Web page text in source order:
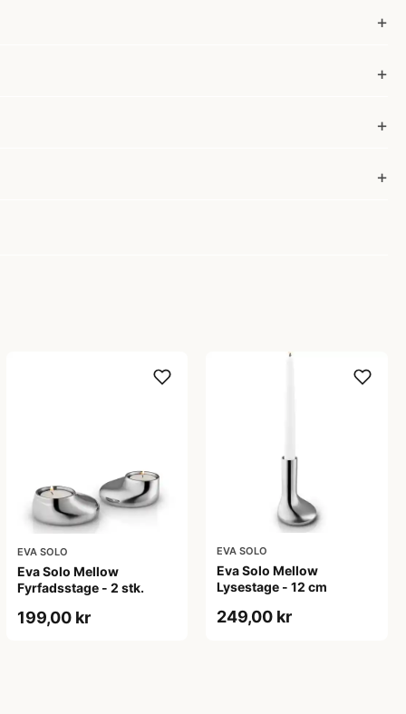
EVA SOLO
Eva Solo Mellow
Fyrfadsstage - 2 stk.
199,00 kr
EVA SOLO
Eva Solo Mellow
Lysestage - 12 cm
249,00 kr